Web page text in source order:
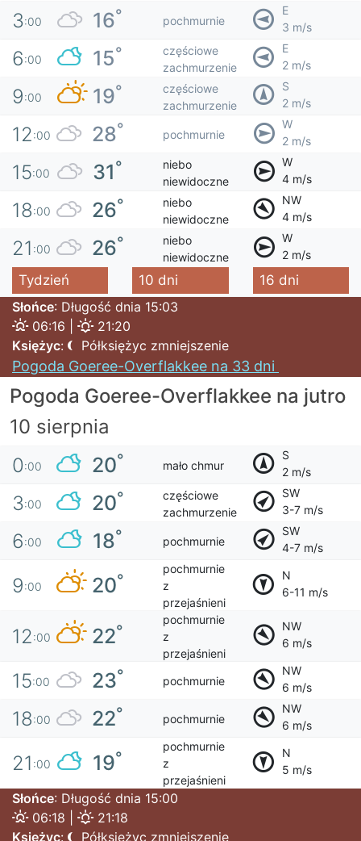
3:00 16° pochmurnie
E
3 m/s
6:00 15°
częściowe
zachmurzenie
E
2 m/s
9:00 19°
częściowe
zachmurzenie
S
2 m/s
12:00 28° pochmurnie
W
2 m/s
15:00 31°
niebo
niewidoczne
W
4 m/s
18:00 26°
niebo
niewidoczne
NW
4 m/s
21 :00 26°
niebo
niewidoczne
W
2 m/s
Tydzień 10 dni
16 dni
Słońce: Długość dnia 15:03
06:16 |
21:20
Księżyc: Półksiężyc zmniejszenie
Pogoda Goeree-Overflakkee na 33 dni
Pogoda Goeree-Overflakkee na jutro
10 sierpnia
0:00 20° mało chmur
S
2 m/s
3:00 20°
częściowe
zachmurzenie
SW
3-7 m/s
6:00 18° pochmurnie
SW
4-7 m/s
9:00 20°
pochmurnie
z
przejaśnieni
N
6-11 m/s
12:00 22°
pochmurnie
z
przejaśnieni
NW
6 m/s
15:00 23° pochmurnie
NW
6 m/s
18:00 22° pochmurnie
NW
6 m/s
21 :00 19°
pochmurnie
z
przejaśnieni
N
5 m/s
Słońce: Długość dnia 15:00
06:18 |
21:18
Księżyc: Półksiężyc zmniejszenie